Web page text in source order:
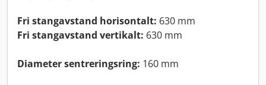
Fri stangavstand horisontalt: 630 mm
Fri stangavstand vertikalt: 630 mm
Diameter sentreringsring: 160 mm